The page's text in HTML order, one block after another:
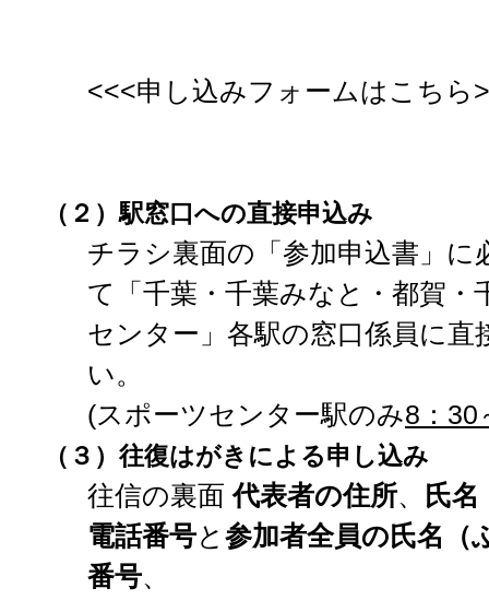
<<<申し込みフォームはこちら
（２）駅窓口への直接申込み
チラシ裏面の「参加申込書」に
て「千葉・千葉みなと・都賀・
センター」各駅の窓口係員に直
い。
(スポーツセンター駅のみ8：30
（３） 往復はがきによる申し込み
往信の裏面代表者の住所、
氏
電話番号と 参加者全員の氏名（
番号、